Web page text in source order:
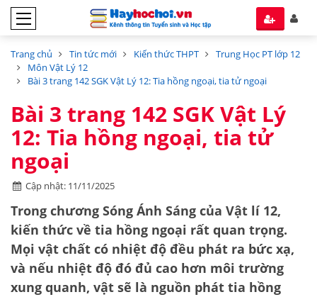
Trang chủ Tin tức mới Kiến thức THPT
Trung Học PT lớp 12
Môn Vật Lý 12
Bài 3 trang 142 SGK Vật Lý 12: Tia hồng ngoại, tia tử ngoại
Bài 3 trang 142 SGK Vật Lý
12: Tia hồng ngoại, tia tử
ngoại
Cập nhật: 11/11/2025
Trong chương Sóng Ánh Sáng của Vật lí 12,
kiến thức về tia hồng ngoại rất quan trọng.
Mọi vật chất có nhiệt độ đều phát ra bức xạ,
và nếu nhiệt độ đó đủ cao hơn môi trường
xung quanh, vật sẽ là nguồn phát tia hồng